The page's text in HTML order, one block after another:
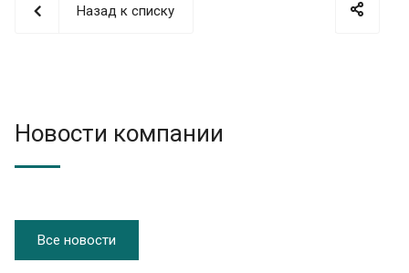
Назад к списку
Новости компании
Все новости